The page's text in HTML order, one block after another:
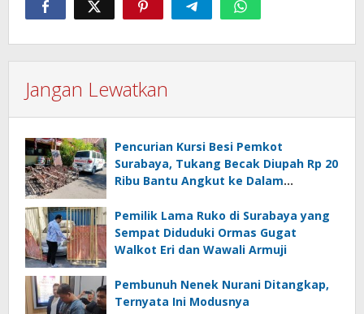
Jangan Lewatkan
Pencurian Kursi Besi Pemkot
Surabaya, Tukang Becak Diupah Rp 20
Ribu Bantu Angkut ke Dalam
Pemilik Lama Ruko di Surabaya yang
Sempat Diduduki Ormas Gugat
Walkot Eri dan Wawali Armuji
Pembunuh Nenek Nurani Ditangkap,
Ternyata Ini Modusnya